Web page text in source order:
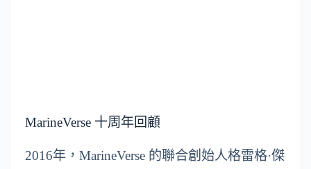
MarineVerse 十周年回顧
2016年，MarineVerse 的聯合創始人格雷格·傑